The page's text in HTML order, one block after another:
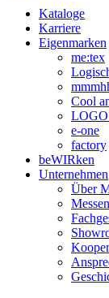
Kataloge
Karriere
Eigenmarken
me:tex
Cool
e-one
factory
beWIRken
Unternehmen
Über